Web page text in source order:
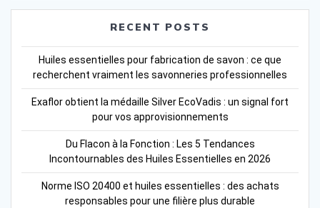
RECENT POSTS
Huiles essentielles pour fabrication de savon : ce que
recherchent vraiment les savonneries professionnelles
Exaflor obtient la médaille Silver EcoVadis : un signal fort
pour vos approvisionnements
Du Flacon à la Fonction : Les 5 Tendances
Incontournables des Huiles Essentielles en 2026
Norme ISO 20400 et huiles essentielles : des achats
responsables pour une filière plus durable